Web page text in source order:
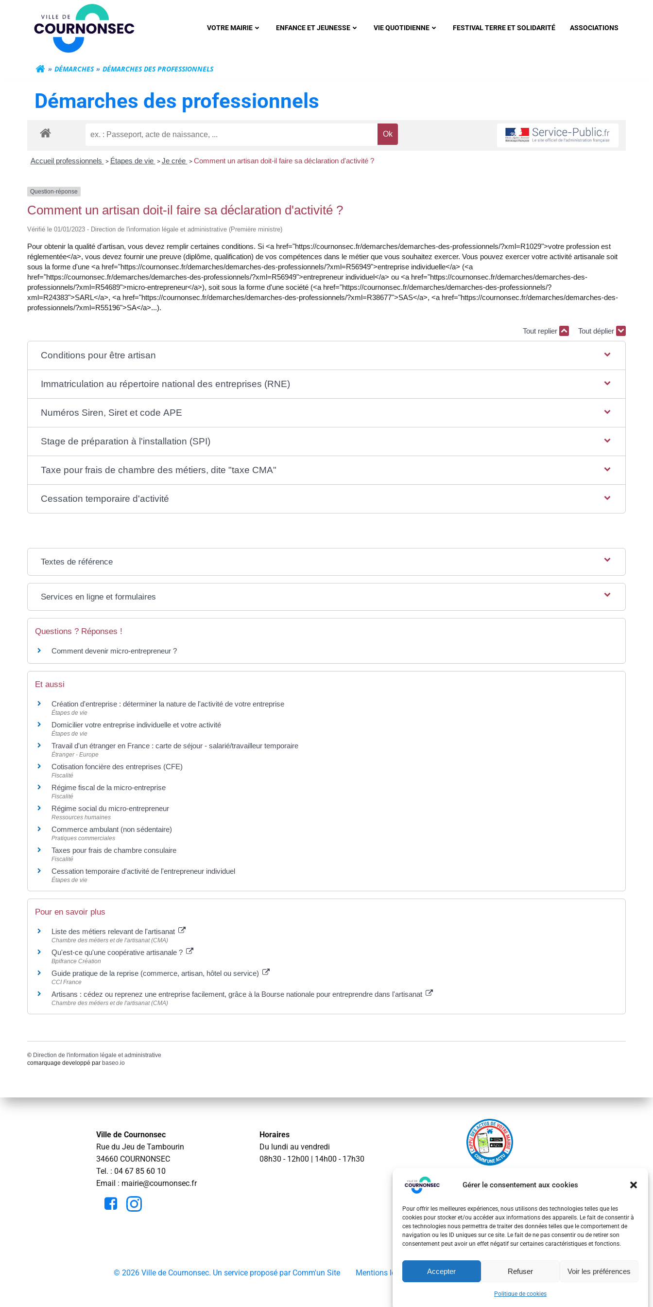
Gérer le consentement aux cookies
Pour offrir les meilleures expériences, nous utilisons des technologies telles que les
cookies pour stocker et/ou accéder aux informations des appareils. Le fait de consentir à
ces technologies nous permettra de traiter des données telles que le comportement de
navigation ou les ID uniques sur ce site. Le fait de ne pas consentir ou de retirer son
consentement peut avoir un effet négatif sur certaines caractéristiques et fonctions.
Accepter Refuser Voir les préférences
Politique de cookies
Mairie de Cournonsec
VOTRE MAIRIE ENFANCE ET JEUNESSE VIE QUOTIDIENNE FESTIVAL TERRE ET SOLIDARITÉ ASSOCIATIONS
DÉMARCHES DÉMARCHES DES PROFESSIONNELS
Démarches des professionnels
Accueil professionnels > Étapes de vie > Je crée > Comment un artisan doit-il faire sa déclaration d'activité ?
Question-réponse
Comment un artisan doit-il faire sa déclaration d'activité ?
Vérifié le 01/01/2023 - Direction de l'information légale et administrative (Première ministre)
Pour obtenir la qualité d'artisan, vous devez remplir certaines conditions. Si <a href="https://cournonsec.fr/demarches/demarches-des-professionnels/?xml=R1029">votre profession est
réglementée</a>, vous devez fournir une preuve (diplôme, qualification) de vos compétences dans le métier que vous souhaitez exercer. Vous pouvez exercer votre activité artisanale soit
sous la forme d'une <a href="https://cournonsec.fr/demarches/demarches-des-professionnels/?xml=R56949">entreprise individuelle</a> (<a
href="https://cournonsec.fr/demarches/demarches-des-professionnels/?xml=R56949">entrepreneur individuel</a> ou <a href="https://cournonsec.fr/demarches/demarches-des-
professionnels/?xml=R54689">micro-entrepreneur</a>), soit sous la forme d'une société (<a href="https://cournonsec.fr/demarches/demarches-des-professionnels/?
xml=R24383">SARL</a>, <a href="https://cournonsec.fr/demarches/demarches-des-professionnels/?xml=R38677">SAS</a>, <a href="https://cournonsec.fr/demarches/demarches-des-
professionnels/?xml=R55196">SA</a>...).
Tout replier Tout déplier
Conditions pour être artisan
Immatriculation au répertoire national des entreprises (RNE)
Numéros Siren, Siret et code APE
Stage de préparation à l'installation (SPI)
Taxe pour frais de chambre des métiers, dite "taxe CMA"
Cessation temporaire d'activité
Textes de référence
Services en ligne et formulaires
Questions ? Réponses !
Comment devenir micro-entrepreneur ?
Et aussi
Création d'entreprise : déterminer la nature de l'activité de votre entreprise
Étapes de vie
Domicilier votre entreprise individuelle et votre activité
Étapes de vie
Travail d'un étranger en France : carte de séjour - salarié/travailleur temporaire
Étranger - Europe
Cotisation foncière des entreprises (CFE)
Fiscalité
Régime fiscal de la micro-entreprise
Fiscalité
Régime social du micro-entrepreneur
Ressources humaines
Commerce ambulant (non sédentaire)
Pratiques commerciales
Taxes pour frais de chambre consulaire
Fiscalité
Cessation temporaire d'activité de l'entrepreneur individuel
Étapes de vie
Pour en savoir plus
Liste des métiers relevant de l'artisanat
Chambre des métiers et de l'artisanat (CMA)
Qu'est-ce qu'une coopérative artisanale ?
Bpifrance Création
Guide pratique de la reprise (commerce, artisan, hôtel ou service)
CCI France
Artisans : cédez ou reprenez une entreprise facilement, grâce à la Bourse nationale pour entreprendre dans l'artisanat
Chambre des métiers et de l'artisanat (CMA)
© Direction de l'information légale et administrative
comarquage developpé par baseo.io
Ville de Cournonsec
Rue du Jeu de Tambourin
34660 COURNONSEC
Tel. : 04 67 85 60 10
Email : mairie@cournonsec.fr
Horaires
Du lundi au vendredi
08h30 - 12h00 | 14h00 - 17h30
© 2026 Ville de Cournonsec. Un service proposé par Comm'un Site Mentions légales Politiques des cookies